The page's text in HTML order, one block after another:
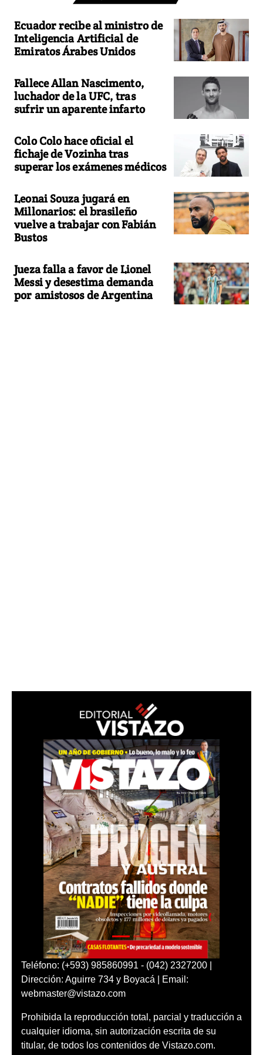
Ecuador recibe al ministro de
Inteligencia Artificial de
Emiratos Árabes Unidos
Fallece Allan Nascimento,
luchador de la UFC, tras
sufrir un aparente infarto
Colo Colo hace oficial el
fichaje de Vozinha tras
superar los exámenes médicos
Leonai Souza jugará en
Millonarios: el brasileño
vuelve a trabajar con Fabián
Bustos
Jueza falla a favor de Lionel
Messi y desestima demanda
por amistosos de Argentina
Teléfono: (+593) 985860991 - (042) 2327200 |
Dirección: Aguirre 734 y Boyacá | Email:
webmaster@vistazo.com
Prohibida la reproducción total, parcial y traducción a
cualquier idioma, sin autorización escrita de su
titular, de todos los contenidos de Vistazo.com.